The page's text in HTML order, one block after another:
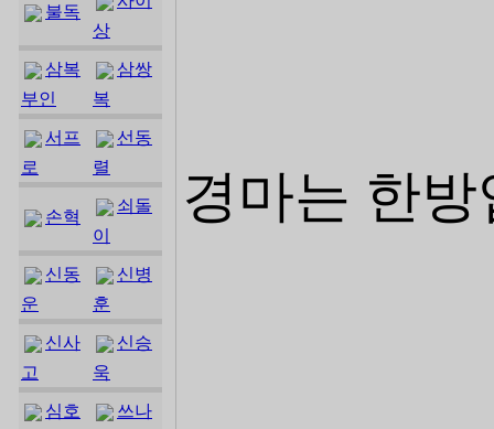
불독
상
삼복
부인
삼쌍
복
서프
로
선동
렬
손혁
쇠돌
이
신동
운
신병
훈
신사
고
신승
욱
심호
쓰나
경마는 한